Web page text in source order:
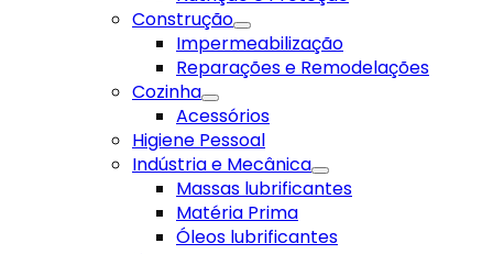
Construção
Impermeabilização
Reparações e Remodelações
Cozinha
Acessórios
Higiene Pessoal
Indústria e Mecânica
Massas lubrificantes
Matéria Prima
Óleos lubrificantes